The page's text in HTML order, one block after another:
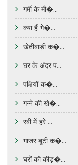
गर्मी के मौ�...
क्या हैं गे�...
खेतीबाड़ी क�...
घर के अंदर प...
पक्षियों क�...
गन्ने की खे�...
रबी में हरे ...
गाजर बूटी क�...
घरों को कीड़�...